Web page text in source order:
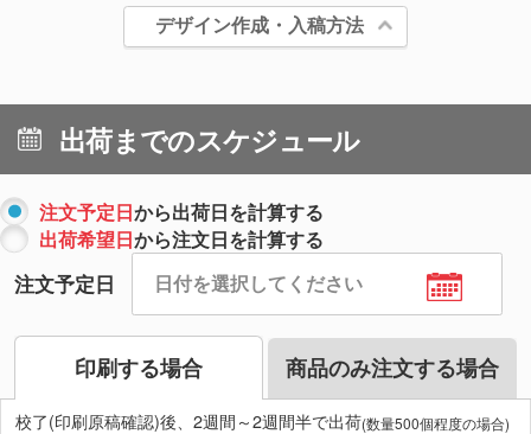
デザイン作成・入稿方法
出荷までのスケジュール
注文予定日から出荷日を計算する
出荷希望日から注文日を計算する
注文予定日
印刷する場合 商品のみ注文する場合
校了(印刷原稿確認)後、2週間～2週間半で出荷(数量500個程度の場合)